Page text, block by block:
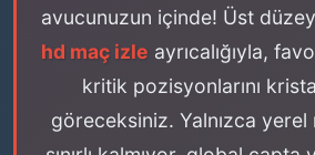
avucunuzun içinde! Üst
hd maç izle ayrıcalığıyla,
kritik pozisyonlarını
göreceksiniz. Yalnızca yerel